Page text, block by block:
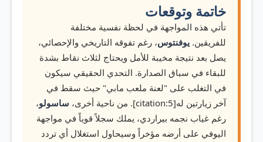
خاتمة وتوقعات
تأتي هذه المواجهة في لحظة نفسية مختلفة
للفريقين.يوفنتوس، رغم تفوقه التاريخي والإحصائي،
يصل بعد نتيجة مخيبة للأمل ويحتاج لثلاث نقاط بشدة
للبقاء في سباق الصدارة. التحدي الحقيقي سيكون
في التغلب على "لعنة ملعب مابي" حيث سقط في
آخر زيارتين له[citation:5]. من ناحية أخرى،
ساسولو،
رغم غياب نجمه بيراردي، يملك سجلاً قوياً في مواجهة
اليوفي على أرضه مؤخراً وسيحاول استغلال أي تردد